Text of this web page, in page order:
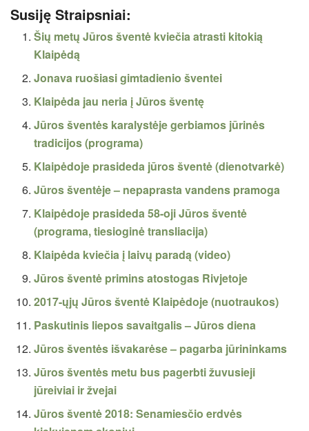
Susiję Straipsniai:
Šių metų Jūros šventė kviečia atrasti kitokią
Klaipėdą
Jonava ruošiasi gimtadienio šventei
Klaipėda jau neria į Jūros šventę
Jūros šventės karalystėje gerbiamos jūrinės
tradicijos (programa)
Klaipėdoje prasideda jūros šventė (dienotvarkė)
Jūros šventėje – nepaprasta vandens pramoga
Klaipėdoje prasideda 58-oji Jūros šventė
(programa, tiesioginė transliacija)
Klaipėda kviečia į laivų paradą (video)
Jūros šventė primins atostogas Rivjetoje
2017-ųjų Jūros šventė Klaipėdoje (nuotraukos)
Paskutinis liepos savaitgalis – Jūros diena
Jūros šventės išvakarėse – pagarba jūrininkams
Jūros šventės metu bus pagerbti žuvusieji
jūreiviai ir žvejai
Jūros šventė 2018: Senamiesčio erdvės